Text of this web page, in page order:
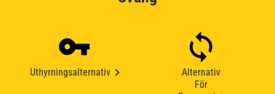
Uthyrningsalternativ
Alternativ
För